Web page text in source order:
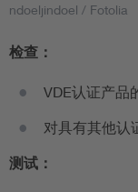
ETICS -
ndoeljindoel / Fotolia
检查：
VDE认证产品
对具有其他认
测试：